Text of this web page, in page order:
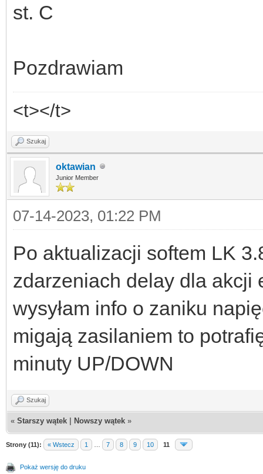
st. C
Pozdrawiam
<t></t>
Szukaj
oktawian
Junior Member
07-14-2023, 01:22 PM
Po aktualizacji softem LK
zdarzeniach delay dla akcji
wysyłam info o zaniku
migają zasilaniem to
minuty UP/DOWN
Szukaj
« Starszy wątek Nowszy wątek »
Strony (11): « Wstecz 1 7 8 9 10 11
Pokaż wersję do druku